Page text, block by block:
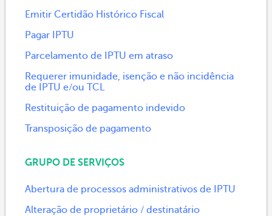
Emitir Certidão Histórico Fiscal
Pagar IPTU
Parcelamento de IPTU em atraso
Requerer imunidade, isenção e não incidência
de IPTU e/ou TCL
Restituição de pagamento indevido
Transposição de pagamento
GRUPO DE SERVIÇOS
Abertura de processos administrativos de IPTU
Alteração de proprietário / destinatário